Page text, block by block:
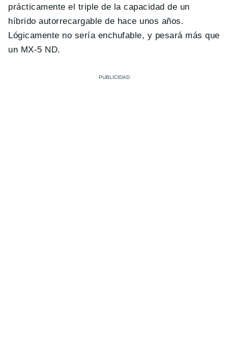
prácticamente el triple de la capacidad de un
híbrido autorrecargable de hace unos años.
Lógicamente no sería enchufable, y pesará más que
un MX-5 ND.